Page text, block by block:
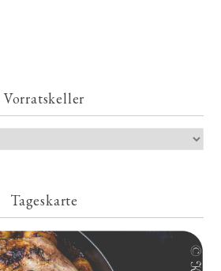
Vorratskeller
Tageskarte